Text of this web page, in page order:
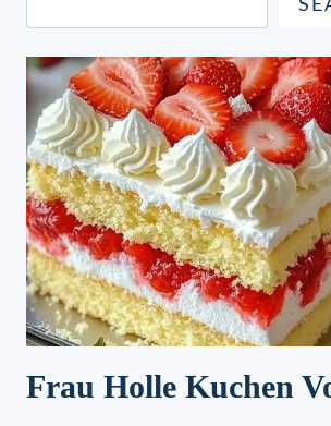
Frau Holle Kuchen